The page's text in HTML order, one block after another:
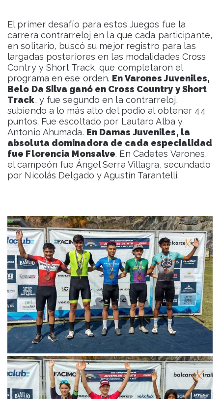
El primer desafío para estos Juegos fue la
carrera contrarreloj en la que cada participante,
en solitario, buscó su mejor registro para las
largadas posteriores en las modalidades Cross
Contry y Short Track, que completaron el
programa en ese orden. En Varones Juveniles,
Belo Da Silva ganó en Cross Country y Short
Track, y fue segundo en la contrarreloj,
subiendo a lo más alto del podio al obtener 44
puntos. Fue escoltado por Lautaro Alba y
Antonio Ahumada. En Damas Juveniles, la
absoluta dominadora de cada especialidad
fue Florencia Monsalve. En Cadetes Varones,
el campeón fue Ángel Serra Villagra, secundado
por Nicolás Delgado y Agustín Tarantelli.